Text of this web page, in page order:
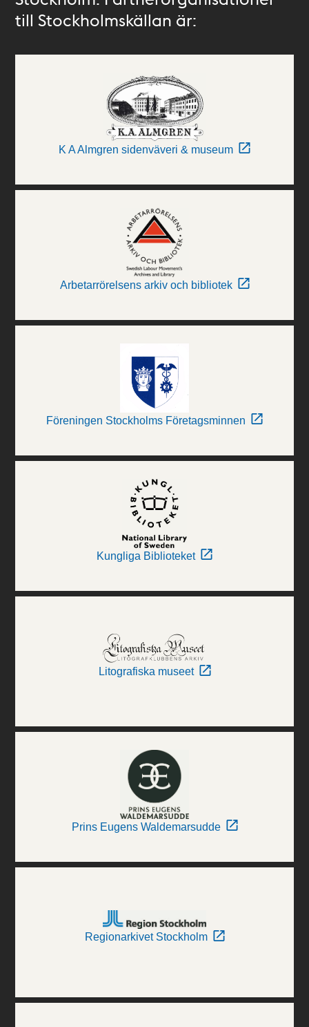
till Stockholmskällan är:
K A Almgren sidenväveri & museum
Arbetarrörelsens arkiv och bibliotek
Föreningen Stockholms Företagsminnen
Kungliga Biblioteket
Litografiska museet
Prins Eugens Waldemarsudde
Regionarkivet Stockholm